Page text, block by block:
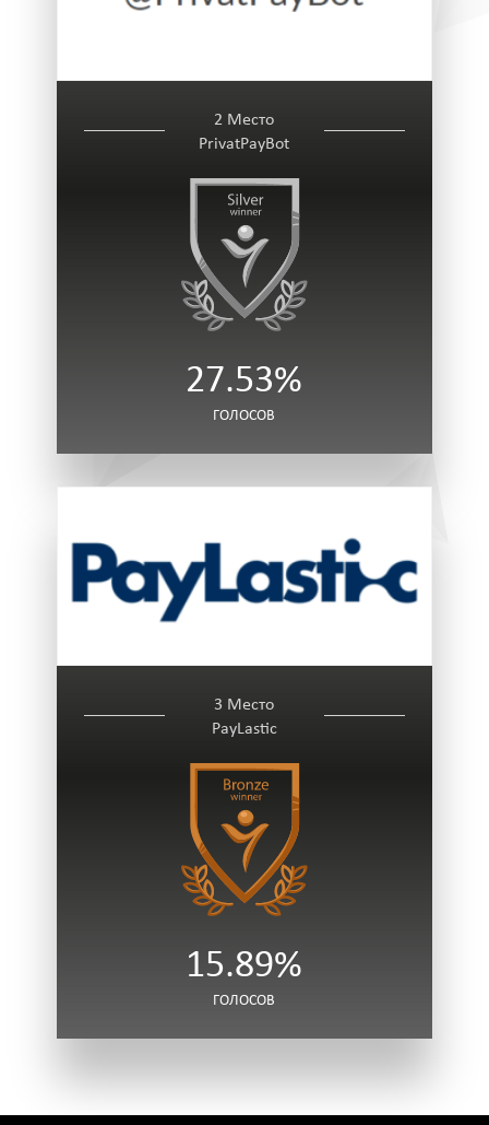
2 Место
PrivatPayBot
27.53%
ГОЛОСОВ
3 Место
PayLastic
15.89%
ГОЛОСОВ